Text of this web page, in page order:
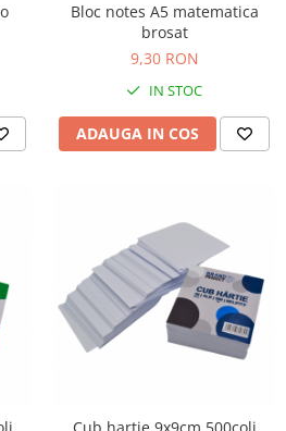
Bloc notes A5 matematica
brosat
9,30 RON
IN STOC
ADAUGA IN COS